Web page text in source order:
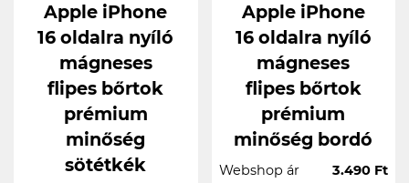
Apple iPhone
16 oldalra nyíló
mágneses
flipes bőrtok
prémium
minőség
sötétkék
Apple iPhone
16 oldalra nyíló
mágneses
flipes bőrtok
prémium
minőség bordó
Webshop ár
3.490 Ft